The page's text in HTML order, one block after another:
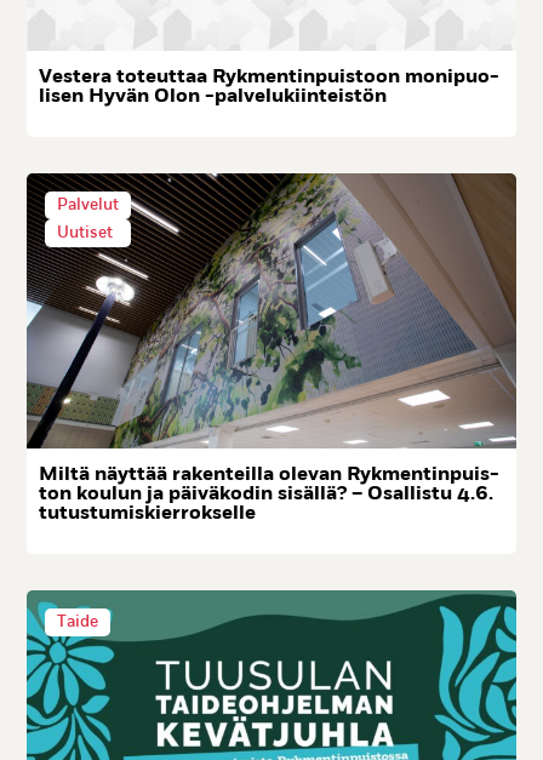
Ves­te­ra to­teut­taa Ryk­men­tin­puis­toon mo­ni­puo­
li­sen Hy­vän Olon -pal­ve­lu­kiin­teis­tön
Palvelut
Uutiset
Mil­tä näyt­tää ra­ken­teil­la ole­van Ryk­men­tin­puis­
ton kou­lun ja päi­vä­ko­din si­säl­lä? – Osal­lis­tu 4.6.
tu­tus­tu­mis­kier­rok­sel­le
Taide